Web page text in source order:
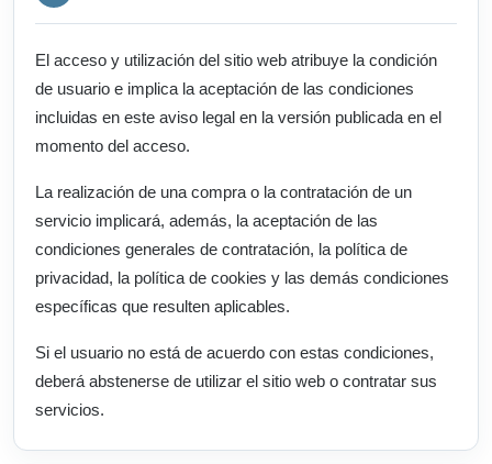
El acceso y utilización del sitio web atribuye la condición
de usuario e implica la aceptación de las condiciones
incluidas en este aviso legal en la versión publicada en el
momento del acceso.
La realización de una compra o la contratación de un
servicio implicará, además, la aceptación de las
condiciones generales de contratación, la política de
privacidad, la política de cookies y las demás condiciones
específicas que resulten aplicables.
Si el usuario no está de acuerdo con estas condiciones,
deberá abstenerse de utilizar el sitio web o contratar sus
servicios.